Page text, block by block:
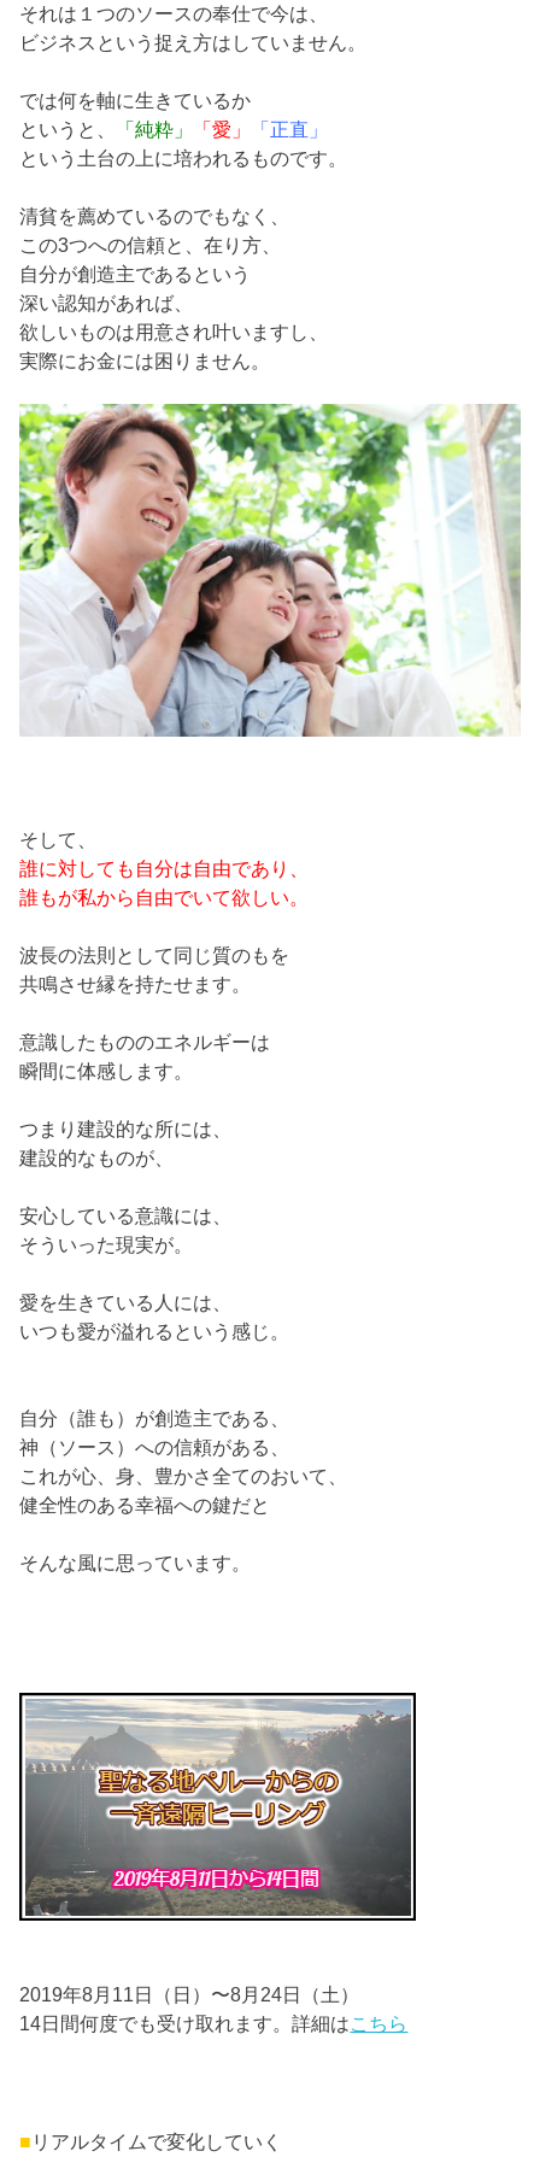
それは１つのソースの奉仕で今は、
ビジネスという捉え方はしていません。
では何を軸に生きているか
というと、
「純粋」 「愛」
「正直」
という土台の上に培われるものです。
清貧を薦めているのでもなく、
この3つへの信頼と、在り方、
自分が創造主であるという
深い認知があれば、
欲しいものは用意され叶いますし、
実際にお金には困りません。
そして、
誰に対しても自分は自由であり、
誰もが私から自由でいて欲しい。
波長の法則として同じ質のもを
共鳴させ縁を持たせます。
意識したもののエネルギーは
瞬間に体感します。
つまり建設的な所には、
建設的なものが、
安心している意識には、
そういった現実が。
愛を生きている人には、
いつも愛が溢れるという感じ。
自分（誰も）が創造主である、
神（ソース）への信頼がある、
これが心、身、豊かさ全てのおいて、
健全性のある幸福への鍵だと
そんな風に思っています。
2019年8月 11日（日） 〜8月 24日（土）
14日間何度でも受け取れます。詳細はこちら
■ リアルタイムで変化していく